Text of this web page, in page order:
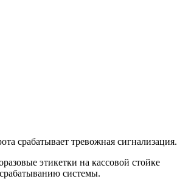
срабатывает тревожная сигнализация.
этикетки на кассовой стойке
системы.